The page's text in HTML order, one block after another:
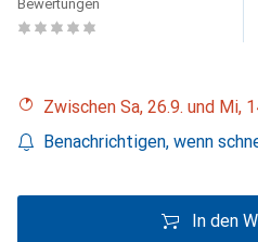
Bewertungen
Zwischen Sa, 26.9. und Mi,
Benachrichtigen, wenn
In den